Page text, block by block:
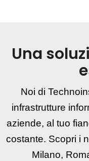
Una
Noi di
infrastrutture
aziende, al tuo
costante. Scopri i
Milano,